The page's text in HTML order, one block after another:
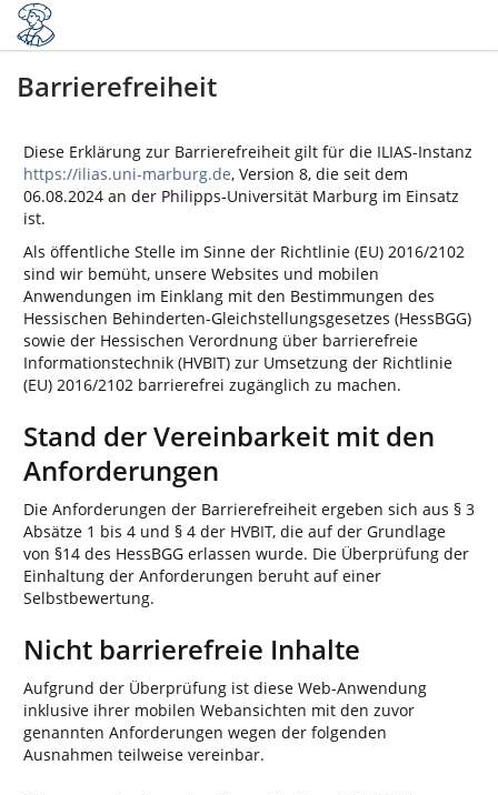
Barrierefreiheit
Diese Erklärung zur Barrierefreiheit gilt für die ILIAS-Instanz
https://ilias.uni-marburg.de, Version 8, die seit dem
06.08.2024 an der Philipps-Universität Marburg im Einsatz
ist.
Als öffentliche Stelle im Sinne der Richtlinie (EU) 2016/2102
sind wir bemüht, unsere Websites und mobilen
Anwendungen im Einklang mit den Bestimmungen des
Hessischen Behinderten-Gleichstellungsgesetzes (HessBGG)
sowie der Hessischen Verordnung über barrierefreie
Informationstechnik (HVBIT) zur Umsetzung der Richtlinie
(EU) 2016/2102 barrierefrei zugänglich zu machen.
Stand der Vereinbarkeit mit den
Anforderungen
Die Anforderungen der Barrierefreiheit ergeben sich aus § 3
Absätze 1 bis 4 und § 4 der HVBIT, die auf der Grundlage
von §14 des HessBGG erlassen wurde. Die Überprüfung der
Einhaltung der Anforderungen beruht auf einer
Selbstbewertung.
Nicht barrierefreie Inhalte
Aufgrund der Überprüfung ist diese Web-Anwendung
inklusive ihrer mobilen Webansichten mit den zuvor
genannten Anforderungen wegen der folgenden
Ausnahmen teilweise vereinbar.